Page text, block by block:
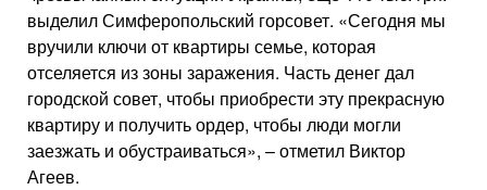
выделил Симферопольский горсовет. «Сегодня мы
вручили ключи от квартиры семье, которая
отселяется из зоны заражения. Часть денег дал
городской совет, чтобы приобрести эту прекрасную
квартиру и получить ордер, чтобы люди могли
заезжать и обустраиваться», – отметил Виктор
Агеев.